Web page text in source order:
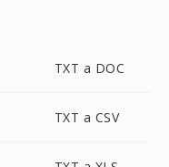
TXT a DOC
TXT a CSV